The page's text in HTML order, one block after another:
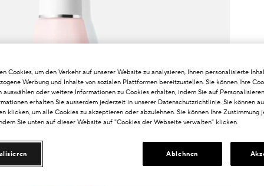
Cookies, um den Verkehr auf unserer Website zu analysieren, Ihnen personalisierte
Werbung und Inhalte von sozialen Plattformen bereitzustellen. Sie können Ihre
auswählen oder weitere Informationen zu Cookies erhalten, indem Sie auf
erhalten Sie ausserdem jederzeit in unserer Datenschutzrichtlinie. Sie können
klicken, um alle Cookies zu akzeptieren oder abzulehnen. Sie können Ihre Zustimmung
Sie unten auf dieser Website auf "Cookies der Webseite verwalten" klicken.
Ablehnen